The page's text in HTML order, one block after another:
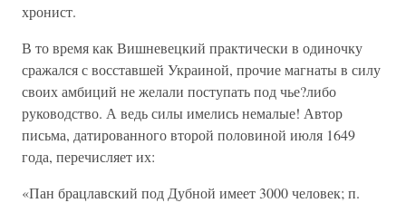
хронист.
В то время как Вишневецкий практически в одиночку
сражался с восставшей Украиной, прочие магнаты в силу
своих амбиций не желали поступать под чье?либо
руководство. А ведь силы имелись немалые! Автор
письма, датированного второй половиной июля 1649
года, перечисляет их:
«Пан брацлавский под Дубной имеет 3000 человек; п.